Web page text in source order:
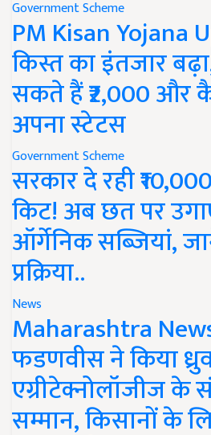
Government Scheme
PM Kisan Yojana
किस्त का इंतजार
सकते हैं ₹2,000
अपना स्टेटस
Government Scheme
सरकार दे रही
किट! अब छत पर
ऑर्गेनिक सब्जियां,
प्रक्रिया..
News
Maharashtra
फडणवीस ने किया
एग्रीटेक्नोलॉजीज के
सम्मान, किसानों के